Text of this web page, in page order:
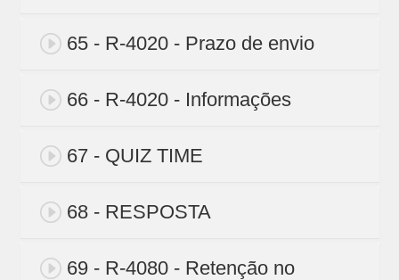
65 - R-4020 - Prazo de envio
66 - R-4020 - Informações
67 - QUIZ TIME
68 - RESPOSTA
69 - R-4080 - Retenção no